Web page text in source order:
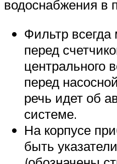
водоснабжения в
Фильтр всегда
перед
центрального
перед
речь идет об
системе.
На корпусе
быть